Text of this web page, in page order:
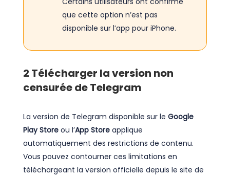
que cette option n’est pas
disponible sur l’app pour iPhone.
2 Télécharger la version non
censurée de Telegram
La version de Telegram disponible sur le Google
Play Store ou l’App Store applique
automatiquement des restrictions de contenu.
Vous pouvez contourner ces limitations en
téléchargeant la version officielle depuis le site de